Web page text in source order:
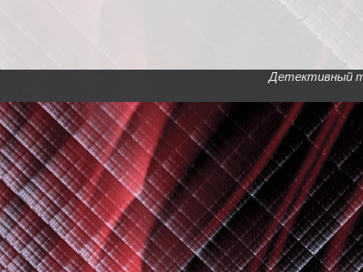
Детективный